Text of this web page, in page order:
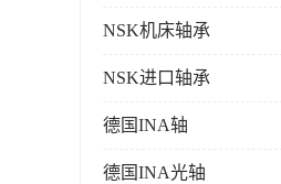
NSK机床轴承
NSK进口轴承
德国INA轴
德国INA光轴